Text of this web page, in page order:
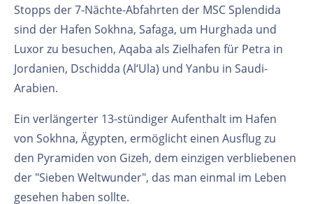
Stopps der 7-Nächte-Abfahrten der MSC Splendida
sind der Hafen Sokhna, Safaga, um Hurghada und
Luxor zu besuchen, Aqaba als Zielhafen für Petra in
Jordanien, Dschidda (Al‘Ula) und Yanbu in Saudi-
Arabien.
Ein verlängerter 13-stündiger Aufenthalt im Hafen
von Sokhna, Ägypten, ermöglicht einen Ausflug zu
den Pyramiden von Gizeh, dem einzigen verbliebenen
der "Sieben Weltwunder", das man einmal im Leben
gesehen haben sollte.